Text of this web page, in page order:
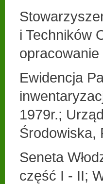
i Techników
opracowanie
Ewidencja
1979r.;
Środowiska,
Seneta
część I - II;